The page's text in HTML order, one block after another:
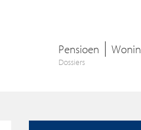
Pensioen
Dossiers